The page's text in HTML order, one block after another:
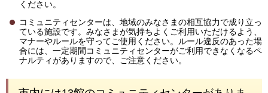
ください。
コミュニティセンターは、地域のみなさまの相互協力で成り立っ
ている施設です。みなさまが気持ちよくご利用いただけるよう、
マナーやルールを守ってご使用ください。ルール違反のあった場
合には、一定期間コミュニティセンターがご利用できなくなるペ
ナルティがありますので、ご注意ください。